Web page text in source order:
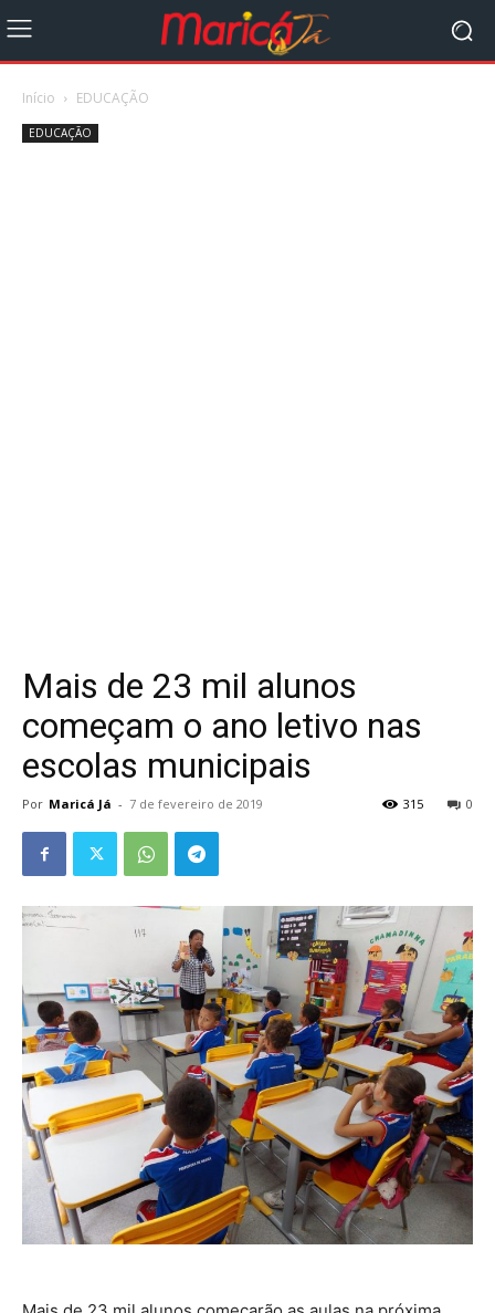
Início EDUCAÇÃO
EDUCAÇÃO
Mais de 23 mil alunos
começam o ano letivo nas
escolas municipais
Por Maricá Já - 7 de fevereiro de 2019 0
315